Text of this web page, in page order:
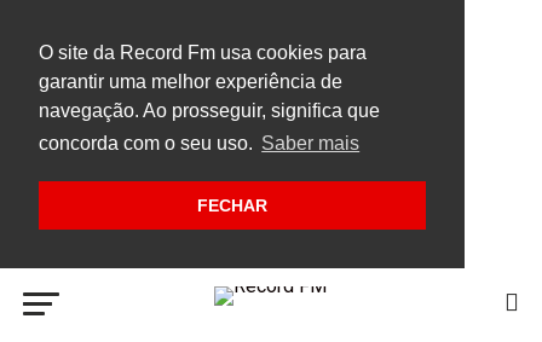
O site da Record Fm usa cookies para
garantir uma melhor experiência de
navegação. Ao prosseguir, significa que
concorda com o seu uso. Saber mais
FECHAR